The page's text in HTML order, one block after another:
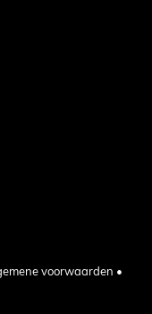
voorwaarden •